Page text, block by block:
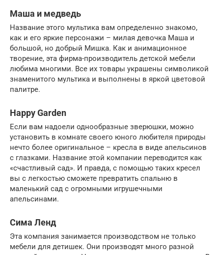
Маша и медведь
Название этого мультика вам определенно знакомо,
как и его яркие персонажи – милая девочка Маша и
большой, но добрый Мишка. Как и анимационное
творение, эта фирма-производитель детской мебели
любима многими. Все их товары украшены символикой
знаменитого мультика и выполнены в яркой цветовой
палитре.
Happy Garden
Если вам надоели однообразные зверюшки, можно
установить в комнате своего юного любителя природы
нечто более оригинальное – кресла в виде апельсинов
с глазками. Название этой компании переводится как
«счастливый сад». И правда, с помощью таких кресел
вы с легкостью сможете превратить спальню в
маленький сад с огромными игрушечными
апельсинами.
Сима Ленд
Эта компания занимается производством не только
мебели для детишек. Они производят много разной